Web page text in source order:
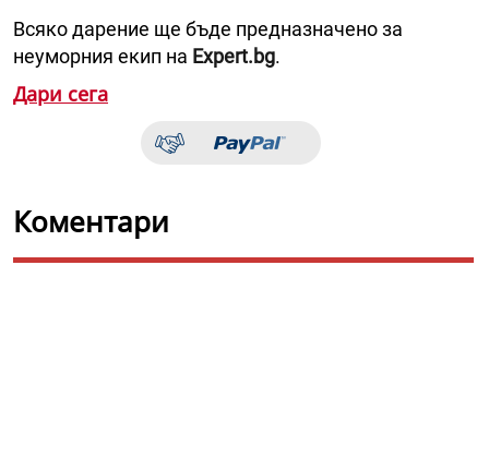
Всяко дарение ще бъде предназначено за
неуморния екип на Expert.bg.
Дари сега
Коментари